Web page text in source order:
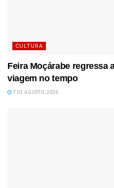
CULTURA
Feira Moçárabe regressa
viagem no tempo
7 DE AGOSTO, 2026